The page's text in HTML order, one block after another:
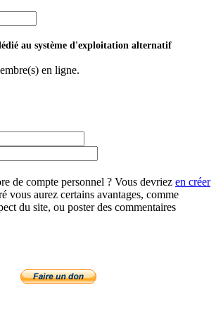
au système d'exploitation alternatif
en ligne.
de compte personnel ? Vous devriez en créer
vous aurez certains avantages, comme
du site, ou poster des commentaires